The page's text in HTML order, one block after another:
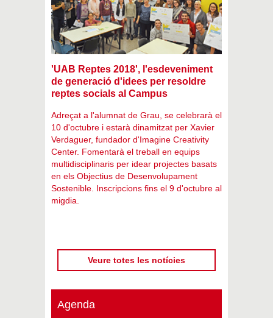
'UAB Reptes 2018', l'esdeveniment
de generació d'idees per resoldre
reptes socials al Campus
Adreçat a l'alumnat de Grau, se celebrarà el
10 d'octubre i estarà dinamitzat per Xavier
Verdaguer, fundador d'Imagine Creativity
Center. Fomentarà el treball en equips
multidisciplinaris per idear projectes basats
en els Objectius de Desenvolupament
Sostenible. Inscripcions fins el 9 d'octubre al
migdia.
Veure totes les notícies
Agenda